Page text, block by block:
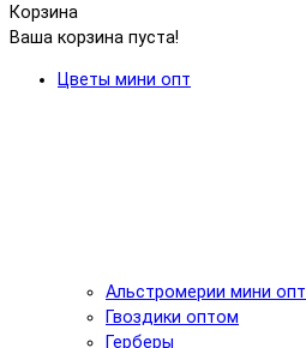
Корзина
Ваша корзина пуста!
Цветы мини опт
Альстромерии мини опт
Гвоздики оптом
Герберы